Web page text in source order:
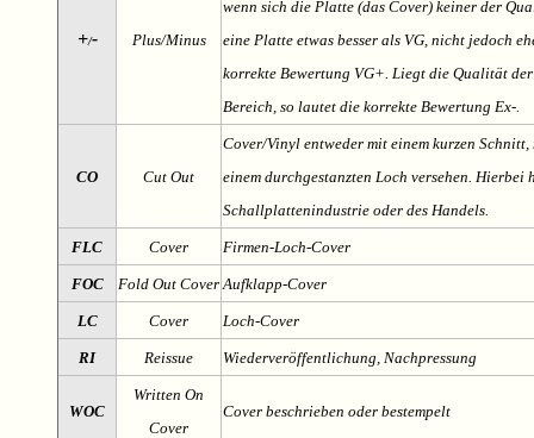
+/- Plus/Minus
wenn sich die Platte (das Cover) keiner der
eine Platte etwas besser als VG, nicht jedoch
korrekte Bewertung VG+. Liegt die Qualität
Bereich, so lautet die korrekte Bewertung Ex-.
CO Cut Out
Cover/Vinyl entweder mit einem kurzen
einem durchgestanzten Loch versehen. Hierbei
Schallplattenindustrie oder des Handels.
FLC Cover Firmen-Loch-Cover
FOC Fold Out Cover Aufklapp-Cover
LC Cover Loch-Cover
RI Reissue Wiederveröffentlichung, Nachpressung
WOC
Written On
Cover
Cover beschrieben oder bestempelt